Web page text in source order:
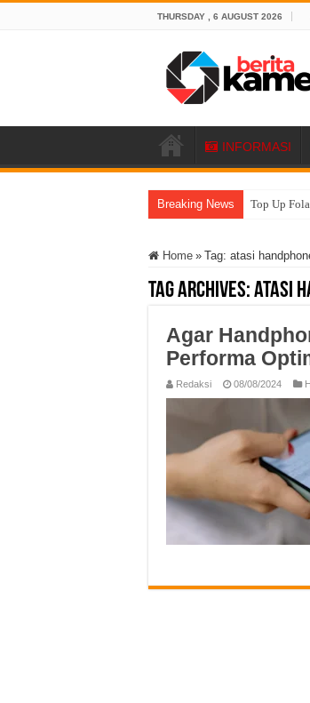
THURSDAY , 6 AUGUST 2026
INFORMASI
Breaking News Top Up
Home » Tag: atasi
Tag Archives:atasi
Agar
Performa
Redaksi 08/08/2024